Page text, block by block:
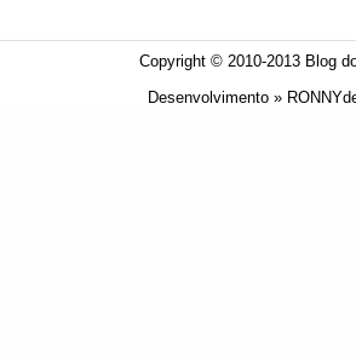
Copyright © 2010-2013 Blog
Desenvolvimento »